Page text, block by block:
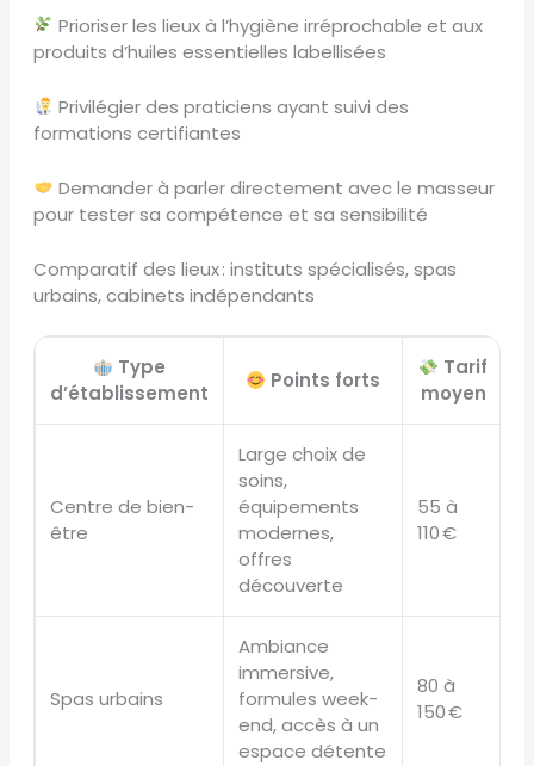
Prioriser les lieux à l’hygiène irréprochable et aux
produits d’huiles essentielles labellisées
Privilégier des praticiens ayant suivi des
formations certifiantes
Demander à parler directement avec le masseur
pour tester sa compétence et sa sensibilité
Comparatif des lieux : instituts spécialisés, spas
urbains, cabinets indépendants
Type
d’établissement
Points forts
Tarif
moyen
Centre de bien-
être
Large choix de
soins,
équipements
modernes,
offres
découverte
55 à
110 €
Spas urbains
Ambiance
immersive,
formules week-
end, accès à un
espace détente
80 à
150 €